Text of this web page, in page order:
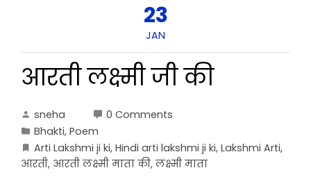
23
JAN
आरती लक्ष्मी जी की
sneha
0 Comments
Bhakti, Poem
Arti Lakshmi ji ki, Hindi arti lakshmi ji ki, Lakshmi Arti,
आरती, आरती लक्ष्मी माता की, लक्ष्मी माता